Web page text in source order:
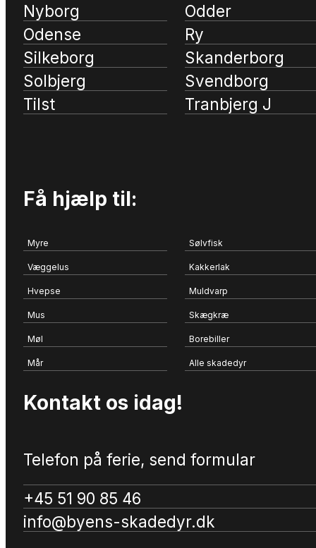
Nyborg
Odder
Odense
Ry
Silkeborg
Skanderborg
Solbjerg
Svendborg
Tilst
Tranbjerg J
Få hjælp til:
Myre Sølvfisk
Væggelus Kakkerlak
Hvepse Muldvarp
Mus Skægkræ
Møl Borebiller
Mår Alle skadedyr
Kontakt os idag!
Telefon på ferie, send formular
+45 51 90 85 46
info@byens-skadedyr.dk